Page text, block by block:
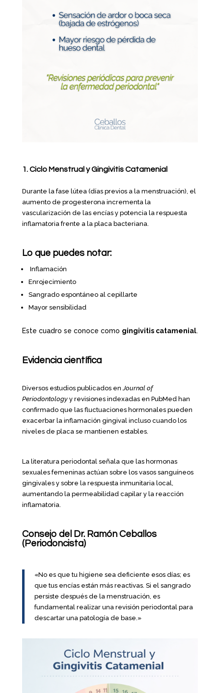
1.Ciclo Menstrual y Gingivitis Catamenial
Durante la fase lútea (días previos a la menstruación), el
aumento de progesterona incrementa la
vascularización de las encías y potencia la respuesta
inflamatoria frente a la placa bacteriana.
Lo que puedes notar:
Inflamación
Enrojecimiento
Sangrado espontáneo al cepillarte
Mayor sensibilidad
Este cuadro se conoce como gingivitis catamenial.
Evidencia científica
Diversos estudios publicados en Journal of
Periodontologyy revisiones indexadas en PubMed han
confirmado que las fluctuaciones hormonales pueden
exacerbar la inflamación gingival incluso cuando los
niveles de placa se mantienen estables.
La literatura periodontal señala que las hormonas
sexuales femeninas actúan sobre los vasos sanguíneos
gingivales y sobre la respuesta inmunitaria local,
aumentando la permeabilidad capilar y la reacción
inflamatoria.
Consejo del Dr. Ramón Ceballos
(Periodoncista)
«No es que tu higiene sea deficiente esos días; es
que tus encías están más reactivas. Si el sangrado
persiste después de la menstruación, es
fundamental realizar una revisión periodontal para
descartar una patología de base.»